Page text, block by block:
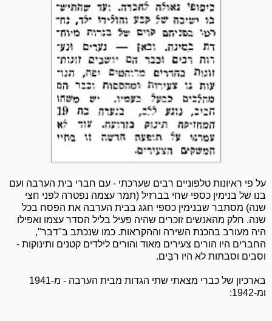
על פי ראיונות טלפוניים רבים שערכתי - עם חברי בית הערבה ועם
בנו של בנימין כספי שחי בברזיל (תמר עצמה נפטרה לפני חצי
שנה) מסתבר שבנימין כספי חגג בבית הערבה את הפסח בכל
שנה. חלק מהאנשים זוכרים שהיה פעיל בליל הסדר עצמו ואפילו
היה מעורב בהכנת השירה וההקראות. כמו שנכתב ב"דבר",
החברים היו הורים צעירים מאוד והורים לילדים קטנים ותינוקות -
וסבים וסבתות לא היו רבִּים.
בארכיון של כברי מצאתי שתי הגדות מבית הערבה - מ-1941
ומ-1942: